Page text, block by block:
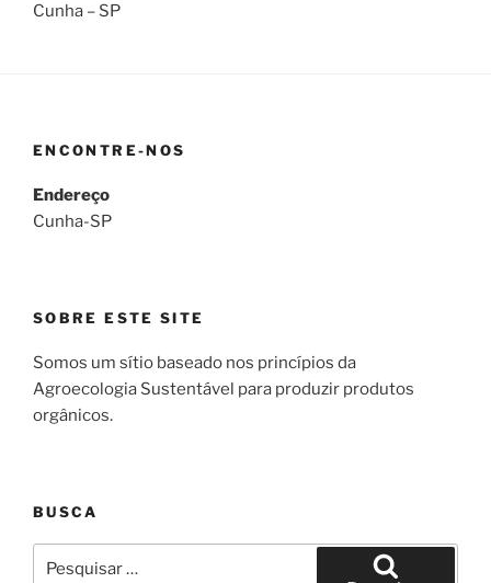
Cunha – SP
ENCONTRE-NOS
Endereço
Cunha-SP
SOBRE ESTE SITE
Somos um sítio baseado nos princípios da
Agroecologia Sustentável para produzir produtos
orgânicos.
BUSCA